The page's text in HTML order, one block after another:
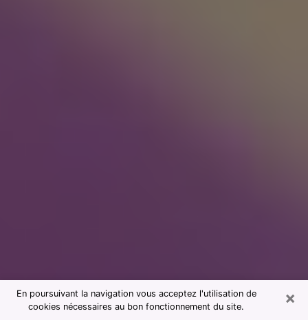
×
En poursuivant la navigation vous acceptez l'utilisation de
cookies nécessaires au bon fonctionnement du site.